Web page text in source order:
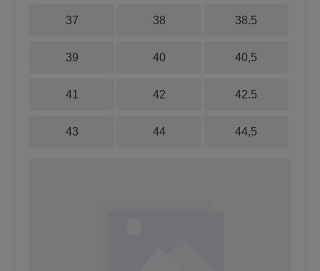
37 38 38.5
39 40 40,5
41 42 42.5
43 44 44,5